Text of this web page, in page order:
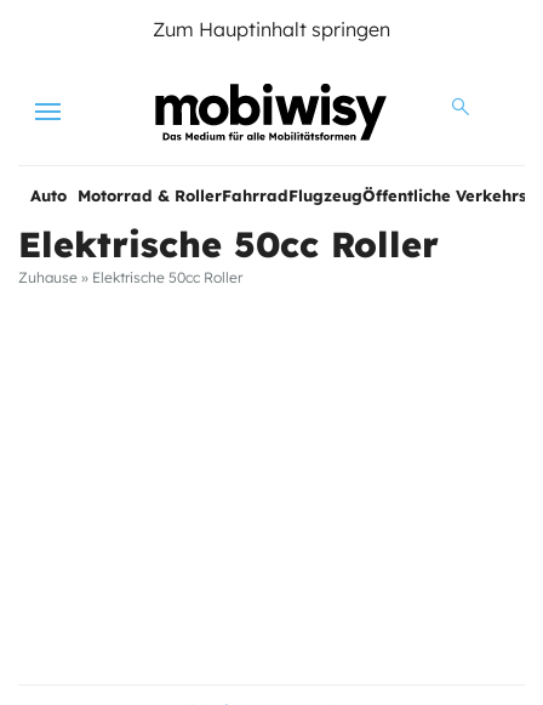
Zum Hauptinhalt springen
Menu
Auto Motorrad & RollerFahrradFlugzeugÖffentliche
Elektrische 50cc Roller
Zuhause » Elektrische 50cc Roller